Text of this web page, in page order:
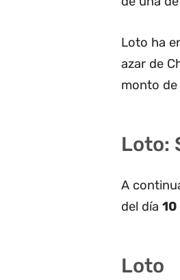
Loto ha
azar de
monto de
Loto:
A
del día
Loto